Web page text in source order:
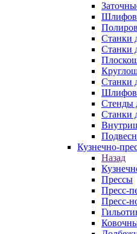
Станки
Станки
Станки
Стенды
Станки
Кузнечно-
Назад
Прессы
Пресс-
Пресс-